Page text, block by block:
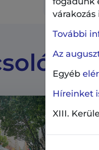
További
Az
Egyéb
Híreinket
XIII.